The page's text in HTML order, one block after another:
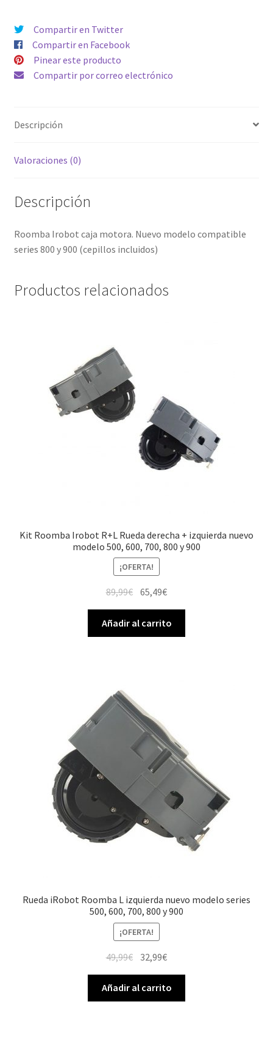
cepillos
series
800
y
Compartir en Twitter
Compartir en Facebook
Pinear este producto
Compartir por correo electrónico
Descripción
Valoraciones (0)
Descripción
Roomba Irobot caja motora. Nuevo modelo compatible
series 800 y 900 (cepillos incluidos)
Productos relacionados
Kit Roomba Irobot R+L Rueda derecha + izquierda nuevo
modelo 500, 600, 700, 800 y 900
¡OFERTA!
89,99€ El
precio
original
era:
65,49€El
precio
actual
es:
Añadir al carrito
Rueda iRobot Roomba L izquierda nuevo modelo series
500, 600, 700, 800 y 900
¡OFERTA!
49,99€ El
original
era:
32,99€El
actual
es:
Añadir al carrito